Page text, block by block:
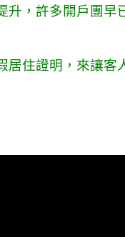
，許多開戶團早
住證明，來讓客